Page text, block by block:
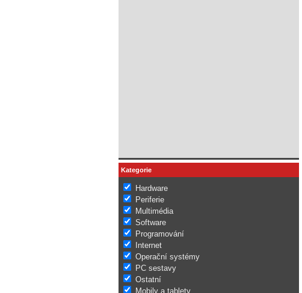
Kategorie
Hardware
Periferie
Multimédia
Software
Programování
Internet
Operační systémy
PC sestavy
Ostatní
Mobily a tablety